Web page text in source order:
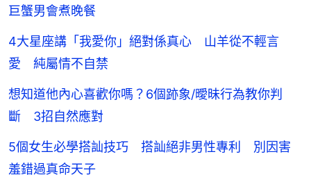
巨蟹男會煮晚餐
4大星座講「我愛你」絕對係真心 山羊從不輕言
愛 純屬情不自禁
想知道他內心喜歡你嗎？6個跡象/曖昧行為教你判
斷 3招自然應對
5個女生必學搭訕技巧 搭訕絕非男性專利 別因害
羞錯過真命天子